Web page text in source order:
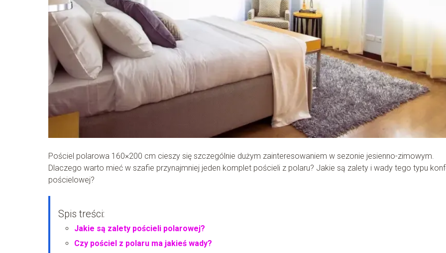
Pościel polarowa 160×200 cm cieszy się szczególnie dużym zainteresowaniem w sezonie jesienno-zimowym.
Dlaczego warto mieć w szafie przynajmniej jeden komplet pościeli z polaru? Jakie są zalety i wady tego typu
pościelowej?
Spis treści:
Jakie są zalety pościeli polarowej?
Czy pościel z polaru ma jakieś wady?